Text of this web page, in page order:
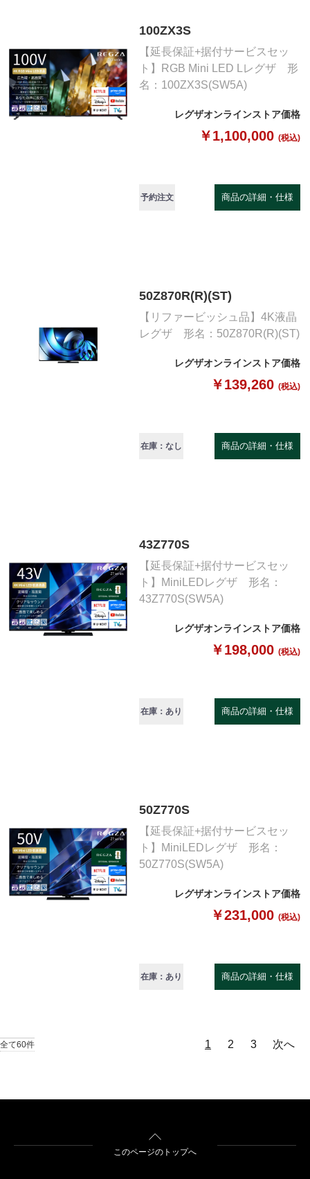
100ZX3S
【延長保証+据付サービスセッ
ト】RGB Mini LED Lレグザ 形
名：100ZX3S(SW5A)
レグザオンラインストア価格
￥1,100,000 (税込)
予約注文 商品の詳細・仕様
50Z870R(R)(ST)
【リファービッシュ品】4K液晶
レグザ 形名：50Z870R(R)(ST)
レグザオンラインストア価格
￥139,260 (税込)
在庫：なし 商品の詳細・仕様
43Z770S
【延長保証+据付サービスセッ
ト】MiniLEDレグザ 形名：
43Z770S(SW5A)
レグザオンラインストア価格
￥198,000 (税込)
在庫：あり 商品の詳細・仕様
50Z770S
【延長保証+据付サービスセッ
ト】MiniLEDレグザ 形名：
50Z770S(SW5A)
レグザオンラインストア価格
￥231,000 (税込)
在庫：あり 商品の詳細・仕様
全て60件 1 2 3 次へ
このページのトップへ